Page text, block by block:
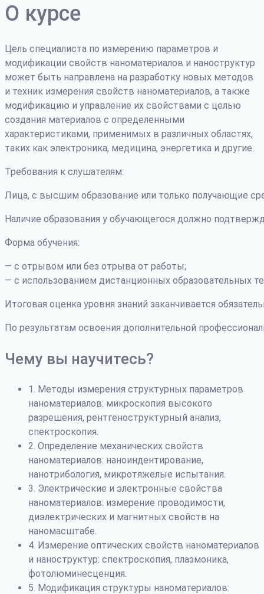
О курсе
Цель специалиста по измерению параметров и
модификации свойств наноматериалов и наноструктур
может быть направлена на разработку новых методов
и техник измерения свойств наноматериалов, а также
модификацию и управление их свойствами с целью
создания материалов с определенными
характеристиками, применимых в различных областях,
таких как электроника, медицина, энергетика и другие.
Требования к слушателям:
Лица, с высшим образование или только получающие
Наличие образования у обучающегося должно
Форма обучения:
— с отрывом или без отрыва от работы;
— с использованием дистанционных образовательных
Итоговая оценка уровня знаний заканчивается
По результатам освоения дополнительной
Чему вы научитесь?
1. Методы измерения структурных параметров
наноматериалов: микроскопия высокого
разрешения, рентгеноструктурный анализ,
спектроскопия.
2. Определение механических свойств
наноматериалов: наноиндентирование,
нанотрибология, микротяжелые испытания.
3. Электрические и электронные свойства
наноматериалов: измерение проводимости,
диэлектрических и магнитных свойств на
наномасштабе.
4. Измерение оптических свойств наноматериалов
и наноструктур: спектроскопия, плазмоника,
фотолюминесценция.
5. Модификация структуры наноматериалов: